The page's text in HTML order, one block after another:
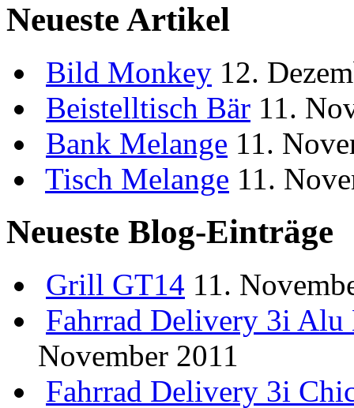
Neueste Artikel
Bild Monkey 12.
Beistelltisch Bär 11.
Bank Melange 11.
Tisch Melange 11.
Neueste Blog-Einträge
Grill GT14 11.
Fahrrad Delivery 3i
November 2011
Fahrrad Delivery 3i